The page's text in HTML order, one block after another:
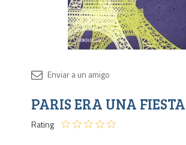
PARIS ERA UNA
Rating